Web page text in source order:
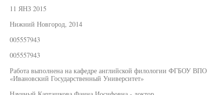
11 ЯНЗ 2015
Нижний Новгород, 2014
005557943
005557943
Работа выполнена на кафедре английской филологии ФГБОУ ВПО
«Ивановский Государственный Университет»